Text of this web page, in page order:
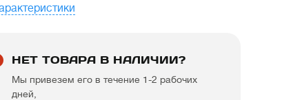
НЕТ ТОВАРА В НАЛИЧИИ?
Мы привезем его в течение 1-2 рабочих
дней,